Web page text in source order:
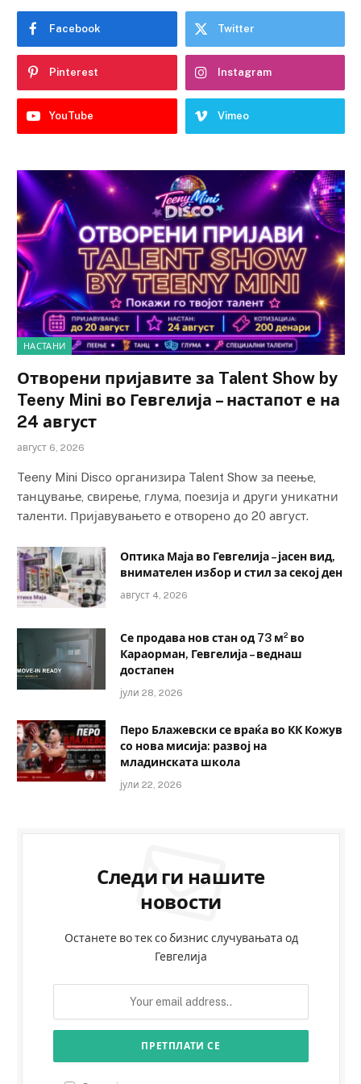
Facebook Twitter
Pinterest Instagram
YouTube Vimeo
НАСТАНИ
Отворени пријавите за Talent Show by
Teeny Mini во Гевгелија – настапот е на
24 август
август 6, 2026
Teeny Mini Disco организира Talent Show за пеење,
танцување, свирење, глума, поезија и други уникатни
таленти. Пријавувањето е отворено до 20 август.
Оптика Маја во Гевгелија – јасен вид,
внимателен избор и стил за секој ден
август 4, 2026
Се продава нов стан од 73 м² во
Караорман, Гевгелија – веднаш
достапен
јули 28, 2026
Перо Блажевски се враќа во КК Кожув
со нова мисија: развој на
младинската школа
јули 22, 2026
Следи ги нашите
новости
Останете во тек со бизнис случувањата од
Гевгелија